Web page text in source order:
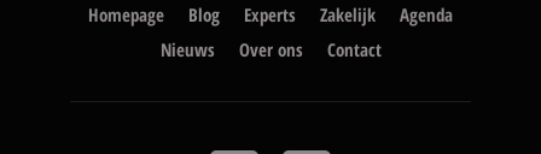
Homepage Blog Experts Zakelijk
Agenda
Nieuws
Over ons Contact